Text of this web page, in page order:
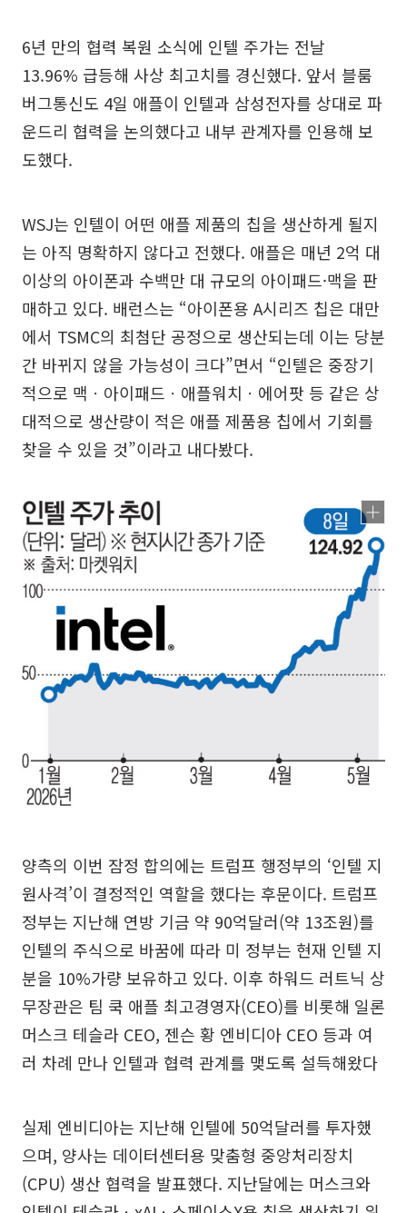
6년 만의 협력 복원 소식에 인텔 주가는 전날
13.96% 급등해 사상 최고치를 경신했다. 앞서 블룸
버그통신도 4일 애플이 인텔과 삼성전자를 상대로 파
운드리 협력을 논의했다고 내부 관계자를 인용해 보
도했다.
WSJ는 인텔이 어떤 애플 제품의 칩을 생산하게 될지
는 아직 명확하지 않다고 전했다. 애플은 매년 2억 대
이상의 아이폰과 수백만 대 규모의 아이패드·맥을 판
매하고 있다. 배런스는 “아이폰용 A시리즈 칩은 대만
에서 TSMC의 최첨단 공정으로 생산되는데 이는 당분
간 바뀌지 않을 가능성이 크다”면서 “인텔은 중장기
적으로 맥ㆍ아이패드ㆍ애플워치ㆍ에어팟 등 같은 상
대적으로 생산량이 적은 애플 제품용 칩에서 기회를
찾을 수 있을 것”이라고 내다봤다.
양측의 이번 잠정 합의에는 트럼프 행정부의 ‘인텔 지
원사격’이 결정적인 역할을 했다는 후문이다. 트럼프
정부는 지난해 연방 기금 약 90억달러(약 13조원)를
인텔의 주식으로 바꿈에 따라 미 정부는 현재 인텔 지
분을 10%가량 보유하고 있다. 이후 하워드 러트닉 상
무장관은 팀 쿡 애플 최고경영자(CEO)를 비롯해 일론
머스크 테슬라 CEO, 젠슨 황 엔비디아 CEO 등과 여
러 차례 만나 인텔과 협력 관계를 맺도록 설득해왔다
실제 엔비디아는 지난해 인텔에 50억달러를 투자했
으며, 양사는 데이터센터용 맞춤형 중앙처리장치
(CPU) 생산 협력을 발표했다. 지난달에는 머스크와